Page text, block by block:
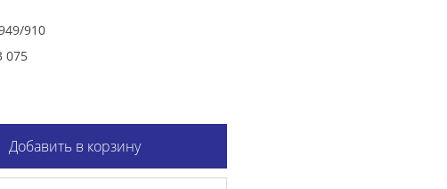
910
075
Добавить в корзину